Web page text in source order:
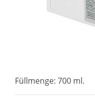
Füllmenge: 700 ml.